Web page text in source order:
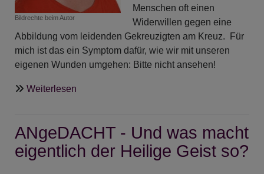
Bildrechte beim Autor
Menschen oft einen
Widerwillen gegen eine
Abbildung vom leidenden Gekreuzigten am Kreuz. Für
mich ist das ein Symptom dafür, wie wir mit unseren
eigenen Wunden umgehen: Bitte nicht ansehen!
Weiterlesen
Unsere
Wunden
ANgeDACHT - Und was macht
eigentlich der Heilige Geist so?